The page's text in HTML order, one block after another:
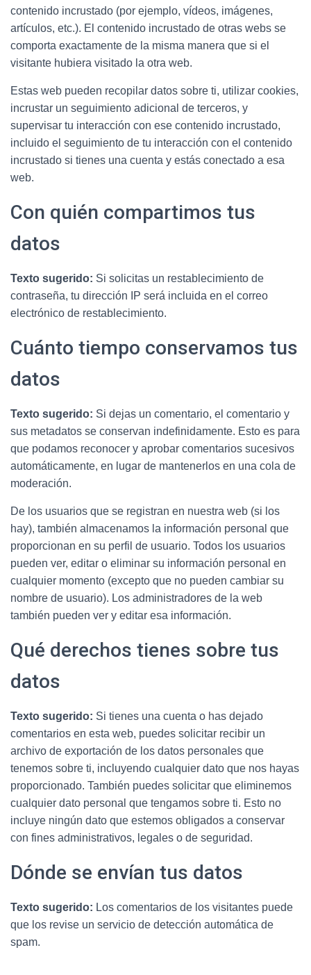
contenido incrustado (por ejemplo, vídeos, imágenes,
artículos, etc.). El contenido incrustado de otras webs se
comporta exactamente de la misma manera que si el
visitante hubiera visitado la otra web.
Estas web pueden recopilar datos sobre ti, utilizar cookies,
incrustar un seguimiento adicional de terceros, y
supervisar tu interacción con ese contenido incrustado,
incluido el seguimiento de tu interacción con el contenido
incrustado si tienes una cuenta y estás conectado a esa
web.
Con quién compartimos tus
datos
Texto sugerido: Si solicitas un restablecimiento de
contraseña, tu dirección IP será incluida en el correo
electrónico de restablecimiento.
Cuánto tiempo conservamos tus
datos
Texto sugerido: Si dejas un comentario, el comentario y
sus metadatos se conservan indefinidamente. Esto es para
que podamos reconocer y aprobar comentarios sucesivos
automáticamente, en lugar de mantenerlos en una cola de
moderación.
De los usuarios que se registran en nuestra web (si los
hay), también almacenamos la información personal que
proporcionan en su perfil de usuario. Todos los usuarios
pueden ver, editar o eliminar su información personal en
cualquier momento (excepto que no pueden cambiar su
nombre de usuario). Los administradores de la web
también pueden ver y editar esa información.
Qué derechos tienes sobre tus
datos
Texto sugerido: Si tienes una cuenta o has dejado
comentarios en esta web, puedes solicitar recibir un
archivo de exportación de los datos personales que
tenemos sobre ti, incluyendo cualquier dato que nos hayas
proporcionado. También puedes solicitar que eliminemos
cualquier dato personal que tengamos sobre ti. Esto no
incluye ningún dato que estemos obligados a conservar
con fines administrativos, legales o de seguridad.
Dónde se envían tus datos
Texto sugerido: Los comentarios de los visitantes puede
que los revise un servicio de detección automática de
spam.